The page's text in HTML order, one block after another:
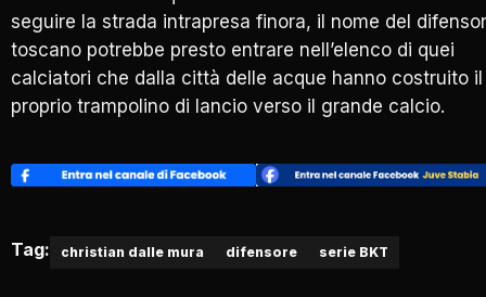
seguire la strada intrapresa finora, il nome del
toscano potrebbe presto entrare nell’elenco di quei
calciatori che dalla città delle acque hanno costruito il
proprio trampolino di lancio verso il grande calcio.
Tag: christian dalle mura difensore serie BKT